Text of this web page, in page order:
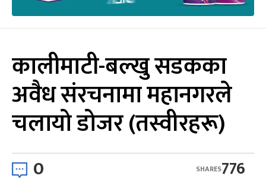
कालीमाटी-बल्खु सडकका
अवैध संरचनामा महानगरले
चलायो डोजर (तस्वीरहरू)
0 776
SHARES